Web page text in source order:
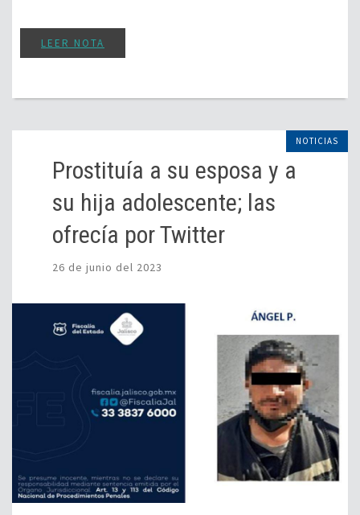
LEER NOTA
NOTICIAS
Prostituía a su esposa y a
su hija adolescente; las
ofrecía por Twitter
26 de junio del 2023